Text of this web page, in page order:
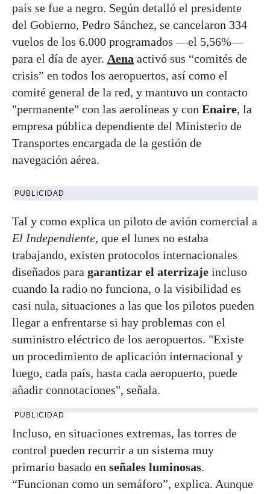
país se fue a negro. Según detalló el presidente
del Gobierno, Pedro Sánchez, se cancelaron 334
vuelos de los 6.000 programados —el 5,56%—
para el día de ayer. Aena activó sus “comités de
crisis” en todos los aeropuertos, así como el
comité general de la red, y mantuvo un contacto
"permanente" con las aerolíneas y con Enaire, la
empresa pública dependiente del Ministerio de
Transportes encargada de la gestión de
navegación aérea.
PUBLICIDAD
Tal y como explica un piloto de avión comercial a
El Independiente, que el lunes no estaba
trabajando, existen protocolos internacionales
diseñados para garantizar el aterrizaje incluso
cuando la radio no funciona, o la visibilidad es
casi nula, situaciones a las que los pilotos pueden
llegar a enfrentarse si hay problemas con el
suministro eléctrico de los aeropuertos. "Existe
un procedimiento de aplicación internacional y
luego, cada país, hasta cada aeropuerto, puede
añadir connotaciones", señala.
PUBLICIDAD
Incluso, en situaciones extremas, las torres de
control pueden recurrir a un sistema muy
primario basado en señales luminosas.
“Funcionan como un semáforo”, explica. Aunque